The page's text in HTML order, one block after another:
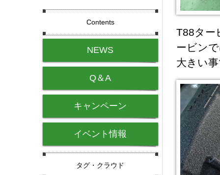
T88ター
ービン
大きい
Contents
NEWS
Q＆A
キャンペーン
イベント情報
タグ・クラウド